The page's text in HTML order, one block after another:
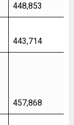
448,853
443,714
457,868